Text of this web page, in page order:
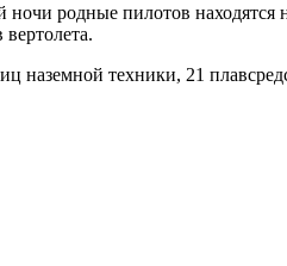
родные пилотов находятся
наземной техники, 21